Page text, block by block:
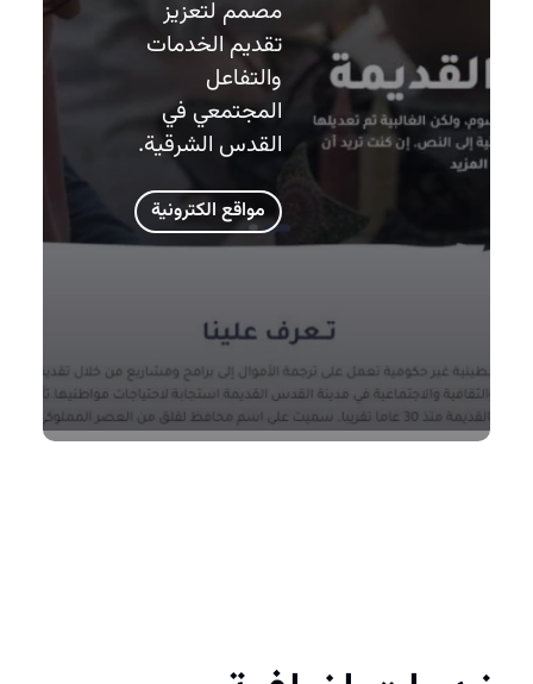
مصمم لتعزيز
تقديم الخدمات
والتفاعل
المجتمعي في
القدس الشرقية.
مواقع الكترونية